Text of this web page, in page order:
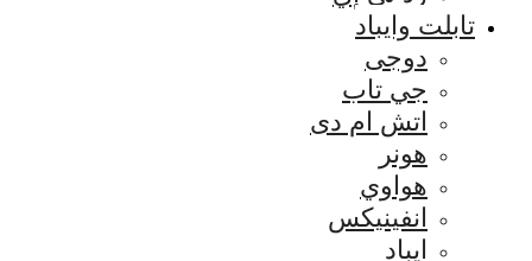
تابلت وايباد
دوجى
جي تاب
اتش ام دى
هونر
هواوي
انفينيكس
ايباد